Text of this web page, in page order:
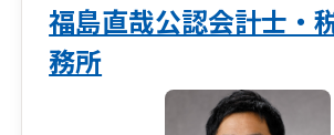
庁職員の経験を活かした資金調達サ
手続きに関するアドバイスも得意と
まずは「ちょっと聞いてみたい」と
持ちで、お声がけいただけると幸い
福島直哉公認会計士・
務所